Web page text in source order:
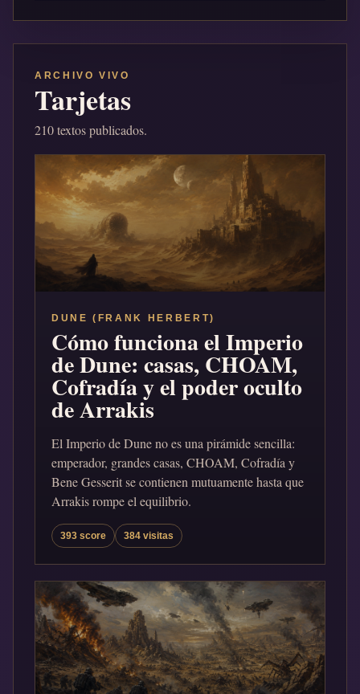
ARCHIVO VIVO
Tarjetas
210 textos publicados.
DUNE (FRANK HERBERT)
Cómo funciona el Imperio
de Dune: casas, CHOAM,
Cofradía y el poder oculto
de Arrakis
El Imperio de Dune no es una pirámide sencilla:
emperador, grandes casas, CHOAM, Cofradía y
Bene Gesserit se contienen mutuamente hasta que
Arrakis rompe el equilibrio.
393 score 384 visitas